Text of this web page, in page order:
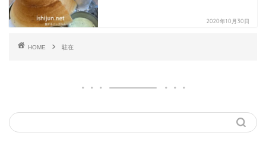
2020年10月30日
HOME 駐在